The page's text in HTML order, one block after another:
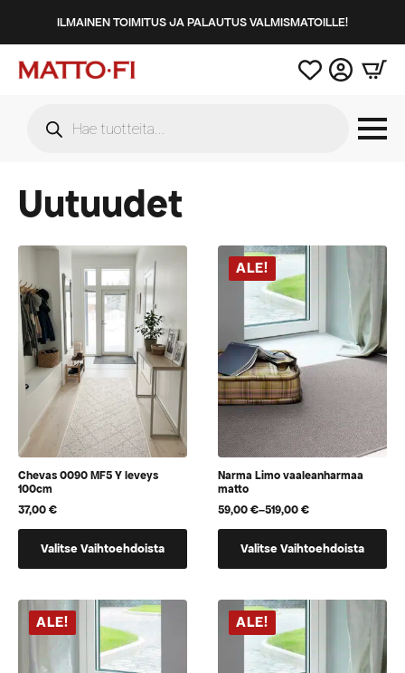
ILMAINEN TOIMITUS JA PALAUTUS VALMISMATOILLE!
search
Uutuudet
Chevas 0090 MF5 Y leveys
100cm
37,00€
Valitse Vaihtoehdoista
tuotteella
vaihtoehtoja,
jotka
valita
ALE!
Narma Limo vaaleanharmaa
matto
59,00€–519,00€
Hintaluokka:
59,00 €
519,00 €
Valitse Vaihtoehdoista
tuotteella
useampi
muunnelma.
ALE! ALE!